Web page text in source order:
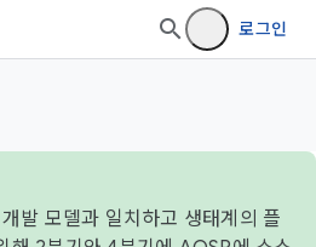
로그인
발 모델과 일치하고 생태계의 플